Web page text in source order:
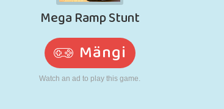
JOOKSMINE
TRIPS-TRAPS-
TRULL
PUUTEEKRAAN TORN